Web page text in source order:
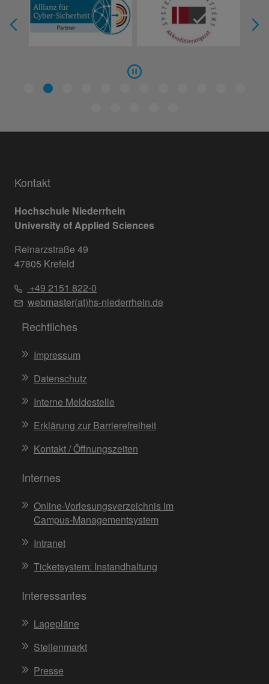
Kontakt
Hochschule Niederrhein
University of Applied Sciences
Reinarzstraße 49
47805 Krefeld
+49 2151 822-0
webmaster(at)hs-niederrhein.de
Rechtliches
Impressum
Datenschutz
Interne Meldestelle
Erklärung zur Barrierefreiheit
Kontakt / Öffnungszeiten
Internes
Online-Vorlesungsverzeichnis im
Campus-Managementsystem
Intranet
Ticketsystem: Instandhaltung
Interessantes
Lagepläne
Stellenmarkt
Presse